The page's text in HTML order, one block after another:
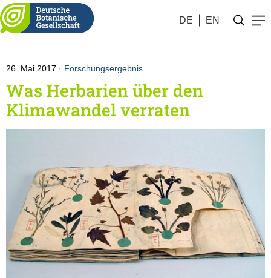
DE EN
Botanik #21 (2017)
26. Mai 2017 Forschungsergebnis
Was Herbarien über den
Klimawandel verraten